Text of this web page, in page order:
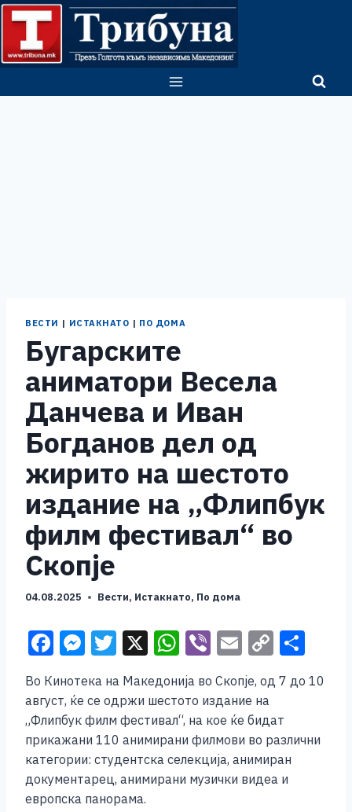
Skip
content
ВЕСТИ | ИСТАКНАТО | ПО ДОМА
Бугарските
аниматори Весела
Данчева и Иван
Богданов дел од
жирито на шестото
издание на „Флипбук
филм фестивал“ во
Скопје
04.08.2025 Вести, Истакнато, По дома
F
c
e
b
o
o
M
ss
e
n
g
er
T
wi
tt
er
X W
h
at
s
A
p
p
Vi
b
er
E
m
ai
l
C
o
p
y
Li
n
k
h
ar
Во Кинотека на Македонија во Скопје, од 7 до 10
август, ќе се одржи шестото издание на
„Флипбук филм фестивал“, на кое ќе бидат
прикажани 110 анимирани филмови во различни
категории: студентска селекција, анимиран
документарец, анимирани музички видеа и
европска панорама.